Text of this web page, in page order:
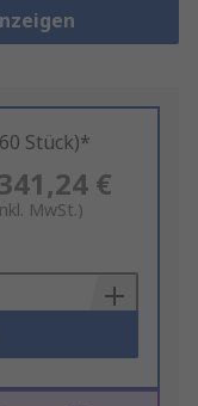
Stück)*
€
MwSt.)